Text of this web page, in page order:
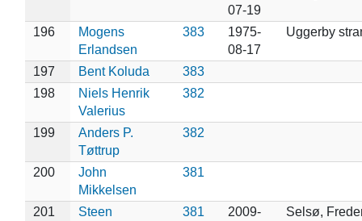
07-19
196
Mogens
Erlandsen
383
1975-
08-17
Uggerby
197 Bent Koluda
383
198
Niels Henrik
Valerius
382
199
Anders P.
Tøttrup
382
200
John
Mikkelsen
381
201
Steen
381
2009-
Selsø,